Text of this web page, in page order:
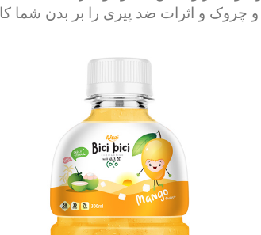
و چروک و اثرات ضد پیری را بر بدن شما